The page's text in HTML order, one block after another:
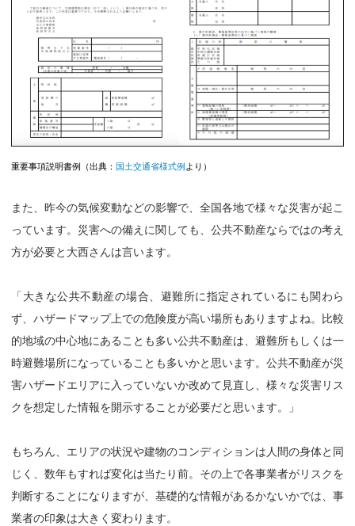
重要事項説明書例（出典： 国土交通省様式例 より）
また、昨今の気候変動などの影響で、全国各地で様々な災害が起こ
っています。災害への備えに関しても、公共不動産ならではの考え
方が必要と大西さんは言います。
「大きな公共不動産の場合、避難所に指定されているにも関わら
ず、ハザードマップ上での危険度が高い場所もありますよね。比較
的地域の中心地にあることも多い公共不動産は、避難所もしくは一
時避難場所になっていることも多いかと思います。公共不動産が災
害ハザードエリアに入っていないか改めて見直し、様々な災害リス
クを想定した情報を開示することが必要だと思います。」
もちろん、エリアの状況や建物のコンディションは人間の身体と同
じく、数年もすれば変化は当たり前。その上で各事業者がリスクを
判断することになりますが、基礎的な情報があるかないかでは、事
業者の印象は大きく変わります。